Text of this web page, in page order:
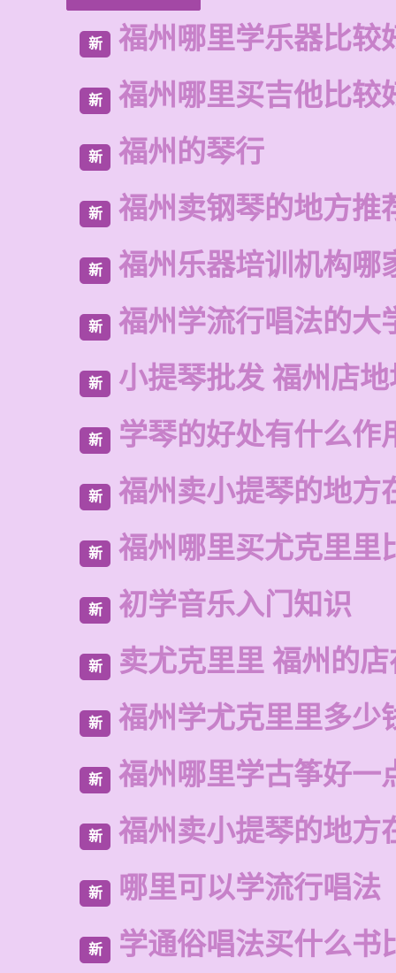
新 福州哪里学乐器比较
新 福州哪里买吉他比较
新 福州的琴行
新 福州卖钢琴的地方推
新 福州乐器培训机构哪
新 福州学流行唱法的大
新 小提琴批发 福州店地
新 学琴的好处有什么作
新 福州卖小提琴的地方
新 福州哪里买尤克里里
新 初学音乐入门知识
新 卖尤克里里 福州的
新 福州学尤克里里多少
新 福州哪里学古筝好一
新 福州卖小提琴的地方
新 哪里可以学流行唱法
新 学通俗唱法买什么书